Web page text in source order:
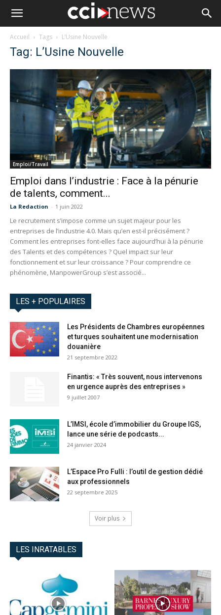
Accueil Tags L’Usine Nouvelle
Tag: L’Usine Nouvelle
Emploi/Travail
Emploi dans l’industrie : Face à la pénurie
de talents, comment...
La Redaction - 1 juin 2022
Le recrutement s’impose comme un sujet majeur pour les
entreprises de l’industrie 4.0. Mais qu’en est-il précisément ?
Comment les entreprises font-elles face aujourd’hui à la pénurie
des Talents et des compétences ? Quel impact sur leur
fonctionnement et sur leur croissance ? Pour comprendre ce
phénomène, ManpowerGroup s’est associé...
LES + POPULAIRES
Les Présidents de Chambres européennes
et turques souhaitent une modernisation
douanière
21 septembre 2022
Finantis: « Très souvent, nous intervenons
en urgence auprès des entreprises »
9 juillet 2007
L’IMSI, école d’immobilier du Groupe IGS,
lance une série de podcasts...
24 janvier 2024
L’Espace Pro Fulli : l’outil de gestion dédié
aux professionnels
22 septembre 2025
Voir plus
LES INRATABLES